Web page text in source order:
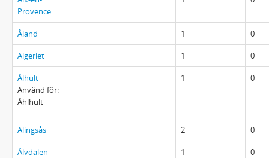
Provence
Åland 1 0
Algeriet 1 0
Ålhult
Använd för:
Åhlhult
1 0
Alingsås 2 0
Älvdalen 1 0